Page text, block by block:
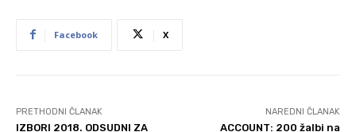
Facebook X
PRETHODNI ČLANAK
IZBORI 2018. ODSUDNI ZA
NAREDNI ČLANAK
ACCOUNT: 200 žalbi na